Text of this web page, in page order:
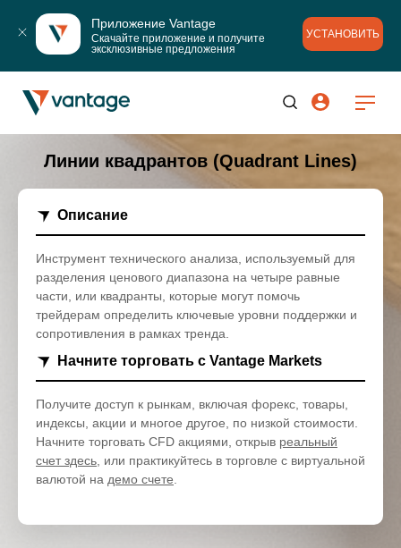
Приложение Vantage
Скачайте приложение и получите
эксклюзивные предложения
УСТАНОВИТЬ
Линии квадрантов (Quadrant Lines)
Описание
Инструмент технического анализа, используемый для
разделения ценового диапазона на четыре равные
части, или квадранты, которые могут помочь
трейдерам определить ключевые уровни поддержки и
сопротивления в рамках тренда.
Начните торговать с Vantage Markets
Получите доступ к рынкам, включая форекс, товары,
индексы, акции и многое другое, по низкой стоимости.
Начните торговать CFD акциями, открыв реальный
счет здесь , или практикуйтесь в торговле с виртуальной
валютой на демо счете